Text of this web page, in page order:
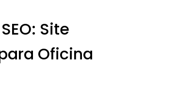
Site
Oficina